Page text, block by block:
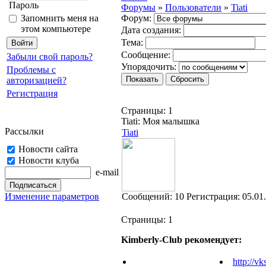
Пароль
Запомнить меня на
этом компьютере
Забыли свой пароль?
Проблемы с
авторизацией?
Регистрация
Рассылки
Новости сайта
Новости клуба
e-mail
Изменение параметров
Форумы » Пользователи » Tiati
Форум:
Дата создания:
Тема:
Cooбщение:
Упорядочить:
Страницы: 1
Tiati: Моя малышка
Tiati
Cообщений: 10 Регистрация:
Страницы: 1
Kimberly-Club рекомендует:
http://